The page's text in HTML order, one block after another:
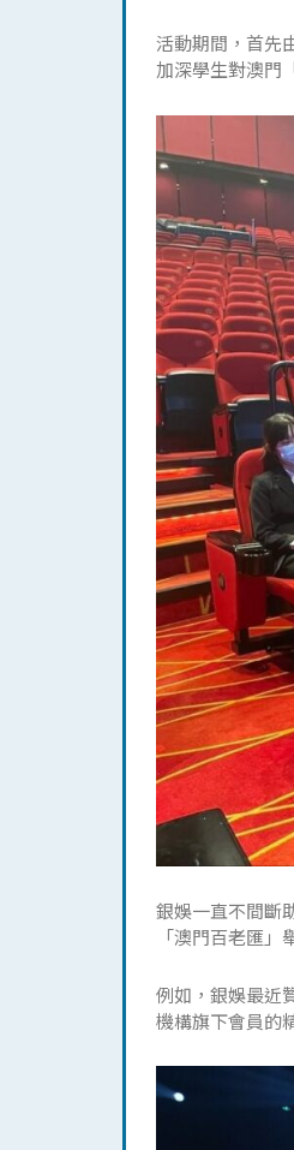
活動期間，首先
加深學生對澳門
銀娛一直不間斷
「澳門百老匯
例如，銀娛最近
機構旗下會員的